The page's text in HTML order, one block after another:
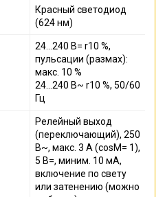
Красный светодиод
(624 нм)
24…240 В= r10 %,
пульсации (размах):
макс. 10 %
24…240 В~ r10 %, 50/60
Гц
Релейный выход
(переключающий), 250
В~, макс. 3 А (cosM= 1),
5 В=, миним. 10 мА,
включение по свету
или затенению (можно